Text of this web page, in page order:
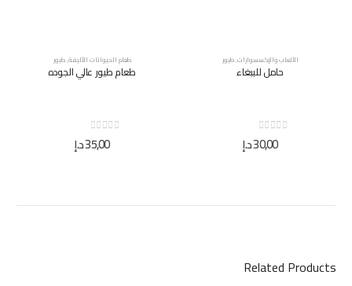
الألعاب والإكسسوارات,طيور
حامل للببغاء
30,00د.إ
طعام الحيوانات الأليفة,طيور
طعام طيور عالي الجوده
35,00د.إ
Related Products